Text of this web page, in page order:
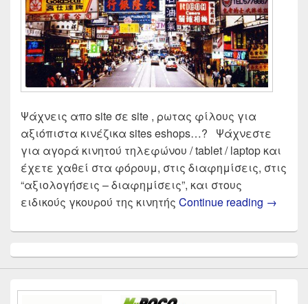
Ψάχνεις απο site σε site , ρωτας φίλους για
αξιόπιστα κινέζικα sites eshops…? Ψάχνεστε
για αγορά κινητού τηλεφώνου / tablet / laptop και
έχετε χαθεί στα φόρουμ, στις διαφημίσεις, στις
“αξιολογήσεις – διαφημίσεις”, και στους
ειδικούς γκουρού της κινητής Continue reading →
Sidebar
Widget